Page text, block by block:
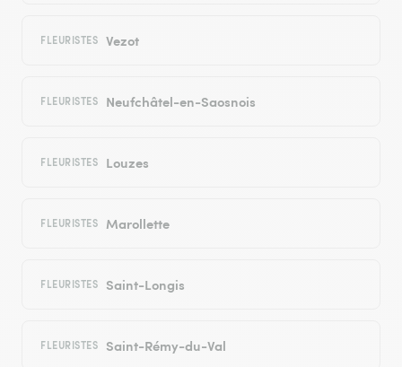
FLEURISTES Vezot
FLEURISTES Neufchâtel-en-Saosnois
FLEURISTES Louzes
FLEURISTES Marollette
FLEURISTES Saint-Longis
FLEURISTES Saint-Rémy-du-Val